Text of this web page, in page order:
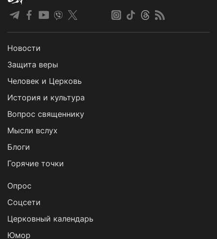
Новости
Защита веры
Человек и Церковь
История и культура
Вопрос священнику
Мысли вслух
Блоги
Горячие точки
Опрос
Cоцсети
Церковный календарь
Юмор